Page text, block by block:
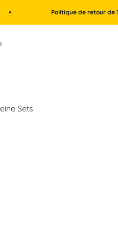
Politique de retour de 30 jours
Mathe lernen